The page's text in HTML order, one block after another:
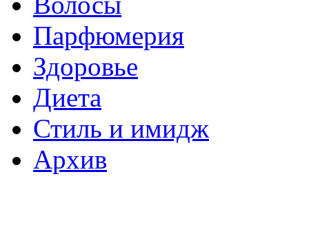
Парфюмерия
Здоровье
Диета
Стиль и имидж
Архив